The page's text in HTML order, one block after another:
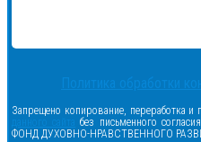
Политика обработки
Запрещено копирование, переработка
данного сайта без письменного
ФОНД ДУХОВНО-НРАВСТВЕННОГО